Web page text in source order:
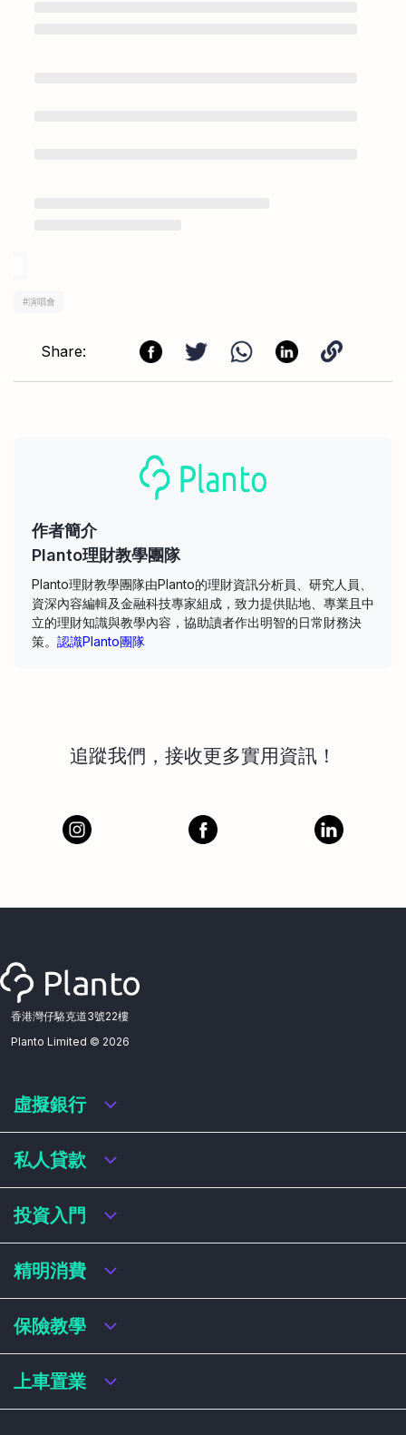
#演唱會
Share:
作者簡介
Planto理財教學團隊
Planto理財教學團隊由Planto的理財資訊分析員、研究人員、
資深內容編輯及金融科技專家組成，致力提供貼地、專業且中
立的理財知識與教學內容，協助讀者作出明智的日常財務決
策。 認識Planto團隊
追蹤我們，接收更多實用資訊！
香港灣仔駱克道3號22樓
Planto Limited © 2026
虛擬銀行
虛擬銀行迎新優惠
虛擬銀行存款利率比較
虛擬銀行銀扣賬卡 / 信用卡
虛擬銀行貸款
私人貸款
私人貸款年利率比較
網上即批貸款
結餘轉戶
稅務貸款
財務公司貸款
投資入門
港股戶口收費及迎新優惠
基金平台比較
買加密貨幣教學
精明消費
網購信用卡
飛行里數信用卡
學生信用卡
保險教學
買保險基本概念
上車置業